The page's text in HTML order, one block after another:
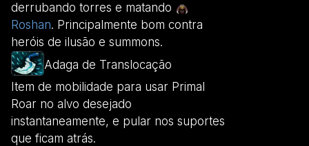
derrubando torres e matando
Roshan. Principalmente bom contra
heróis de ilusão e summons.
Adaga de Translocação
Item de mobilidade para usar Primal
Roar no alvo desejado
instantaneamente, e pular nos suportes
que ficam atrás.